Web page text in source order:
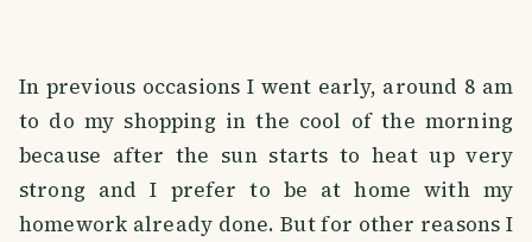
In previous occasions I went early, around 8 am
to do my shopping in the cool of the morning
because after the sun starts to heat up very
strong and I prefer to be at home with my
homework already done. But for other reasons I